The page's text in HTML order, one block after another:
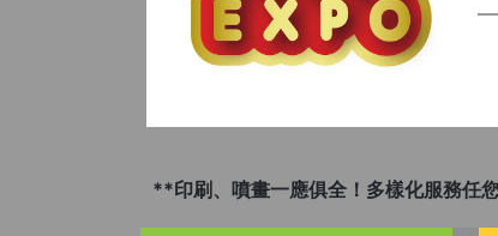
**印刷、噴畫一應俱全！多樣化服務任